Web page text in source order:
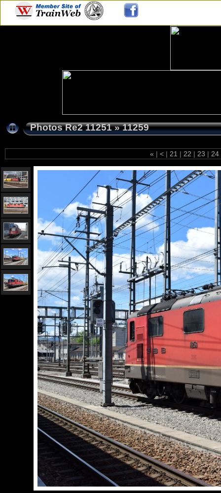
Photos Re2 11251»11259
« | < | 21 | 22 | 23 | 24